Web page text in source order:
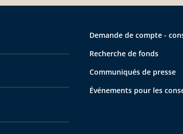
Demande de compte -
Recherche de fonds
Communiqués de presse
Événements pour les